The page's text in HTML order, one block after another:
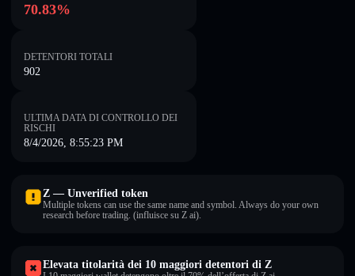
70.83%
DETENTORI TOTALI
902
ULTIMA DATA DI CONTROLLO DEI
RISCHI
8/4/2026, 8:55:23 PM
Z — Unverified token
Multiple tokens can use the same name and symbol. Always do your own
research before trading. (influisce su Z ai).
Elevata titolarità dei 10 maggiori detentori di Z